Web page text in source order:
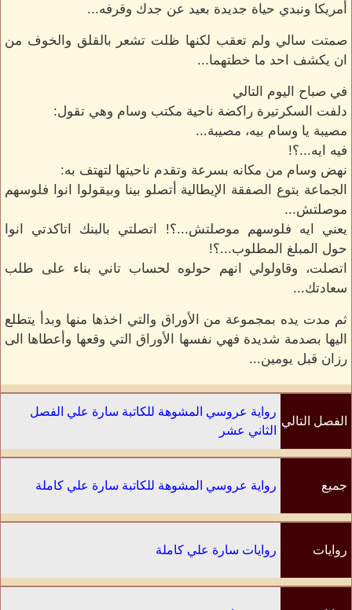
أمريكا ونبدي حياة جديدة بعيد عن جدك وقرفه...
صمتت سالي ولم تعقب لكنها ظلت تشعر بالقلق والخوف من
ان يكشف احد ما خطتهما...
في صباح اليوم التالي
دلفت السكرتيرة راكضة ناحية مكتب وسام وهي تقول:
مصيبة يا وسام بيه، مصيبة...
فيه ايه...؟!
نهض وسام من مكانه بسرعة وتقدم ناحيتها لتهتف به:
الجماعة بتوع الصفقة الإيطالية أتصلو بينا وبيقولوا انوا فلوسهم
موصلتش...
يعني ايه فلوسهم موصلتش...؟! اتصلتي بالبنك اتاكدتي انوا
حول المبلغ المطلوب...؟!
اتصلت، وقاولولي انهم حولوه لحساب تاني بناء على طلب
سعادتك...
ثم مدت يده بمجموعة من الأوراق والتي اخذها منها وبدأ يتطلع
اليها بصدمة شديدة فهي نفسها الأوراق التي وقعها وأعطاها الى
رزان قبل يومين...
الفصل التالي
رواية عروسي المشوهة للكاتبة سارة علي الفصل
الثاني عشر
جميع رواية عروسي المشوهة للكاتبة سارة علي كاملة
روايات روايات سارة علي كاملة